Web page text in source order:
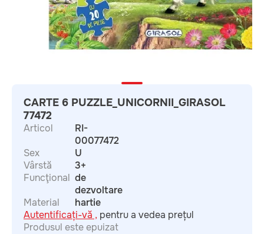
CARTE 6 PUZZLE_UNICORNII_GIRASOL
77472
Articol
RI-
00077472
Sex
U
Vârstă
3+
Funcţional de
dezvoltare
Material
hartie
Autentificați-vă , pentru a vedea prețul
Produsul este epuizat